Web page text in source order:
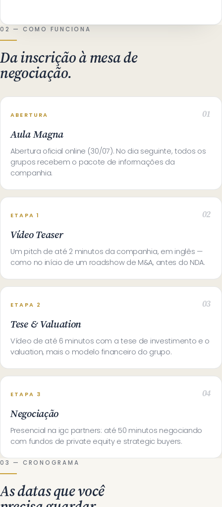
02 — COMO FUNCIONA
Da inscrição à mesa de
negociação.
ABERTURA
Aula Magna
Abertura oficial online (30/07). No dia seguinte, todos os
grupos recebem o pacote de informações da
companhia.
ETAPA 1
Vídeo Teaser
Um pitch de até 2 minutos da companhia, em inglês —
como no início de um roadshow de M&A, antes do NDA.
ETAPA 2
Tese & Valuation
Vídeo de até 6 minutos com a tese de investimento e o
valuation, mais o modelo financeiro do grupo.
ETAPA 3
Negociação
Presencial na igc partners: até 50 minutos negociando
com fundos de private equity e strategic buyers.
03 — CRONOGRAMA
As datas que você